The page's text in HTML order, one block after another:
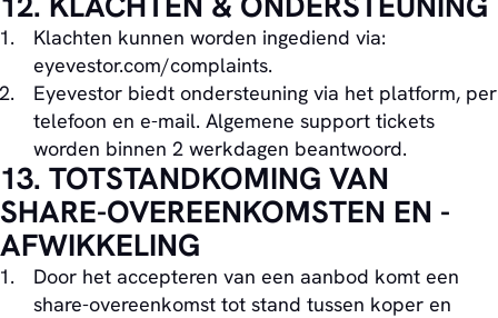
Klachten kunnen worden ingediend via:
eyevestor.com/complaints.
Eyevestor biedt ondersteuning via het platform, per
telefoon en e-mail. Algemene support tickets
worden binnen 2 werkdagen beantwoord.
13. TOTSTANDKOMING VAN
SHARE-OVEREENKOMSTEN EN -
AFWIKKELING
Door het accepteren van een aanbod komt een
share-overeenkomst tot stand tussen koper en